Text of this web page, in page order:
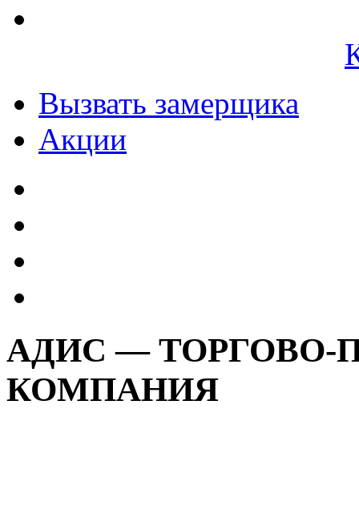
Вызвать замерщика
Акции
АДИС — ТОРГОВО-
КОМПАНИЯ